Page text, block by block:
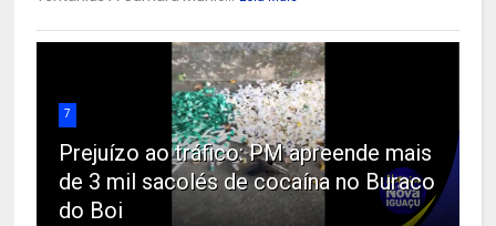
7
Prejuízo ao tráfico: PM apreende mais
de 3 mil sacolés de cocaína no Buraco
do Boi